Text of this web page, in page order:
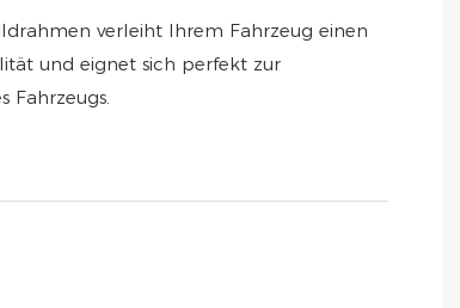
verleiht Ihrem Fahrzeug einen
und eignet sich perfekt zur
Fahrzeugs.